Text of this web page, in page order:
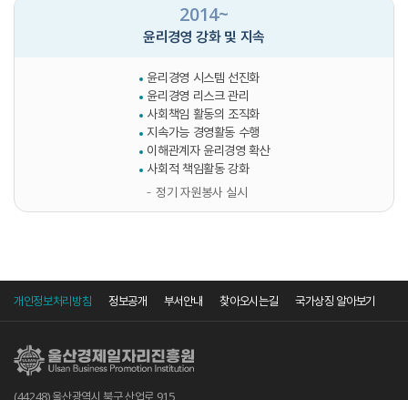
2014~
윤리경영 강화 및 지속
윤리경영 시스템 선진화
윤리경영 리스크 관리
사회책임 활동의 조직화
지속가능 경영활동 수행
이해관계자 윤리경영 확산
사회적 책임활동 강화
정기 자원봉사 실시
개인정보처리방침 정보공개 부서안내 찾아오시는길 국가상징 알아보기
(44248) 울산광역시 북구 산업로 915